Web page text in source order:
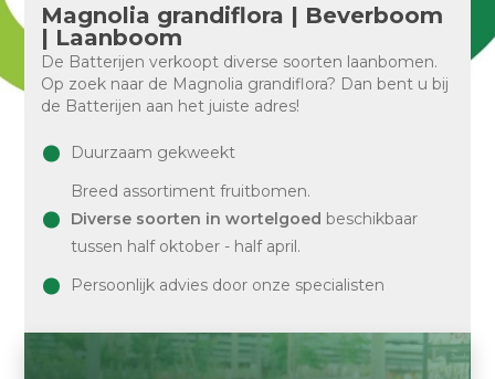
Magnolia grandiflora | Beverboom
| Laanboom
De Batterijen verkoopt diverse soorten laanbomen.
Op zoek naar de Magnolia grandiflora? Dan bent u bij
de Batterijen aan het juiste adres!
Duurzaam gekweekt
Breed assortiment fruitbomen.
Diverse soorten in wortelgoed beschikbaar
tussen half oktober - half april.
Persoonlijk advies door onze specialisten